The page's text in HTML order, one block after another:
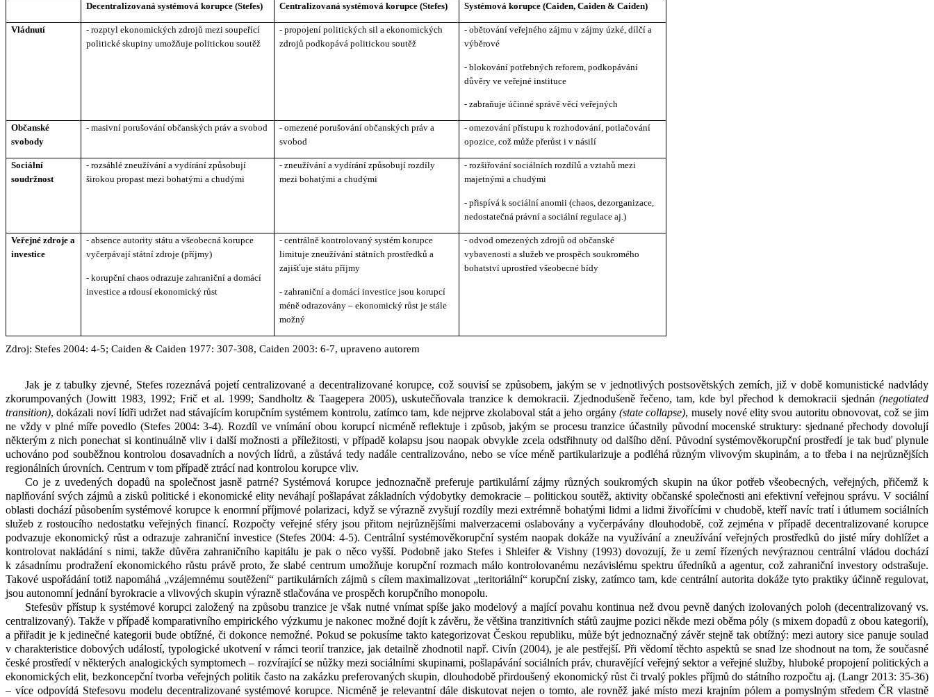
Decentralizovaná systémová korupce (Stefes) Centralizovaná systémová korupce (Stefes) Systémová korupce (Caiden, Caiden & Caiden)
Vládnutí
- rozptyl ekonomických zdrojů mezi soupeřící
politické skupiny umožňuje politickou soutěž
- propojení politických sil a ekonomických
zdrojů podkopává politickou soutěž
- obětování veřejného zájmu v zájmy úzké, dílčí a
výběrové
- blokování potřebných reforem, podkopávání
důvěry ve veřejné instituce
- zabraňuje účinné správě věcí veřejných
Občanské
svobody
- masivní porušování občanských práv a svobod
- omezené porušování občanských práv a
svobod
- omezování přístupu k rozhodování, potlačování
opozice, což může přerůst i v násilí
Sociální
soudržnost
- rozsáhlé zneužívání a vydírání způsobují
širokou propast mezi bohatými a chudými
- zneužívání a vydírání způsobují rozdíly
mezi bohatými a chudými
- rozšiřování sociálních rozdílů a vztahů mezi
majetnými a chudými
- přispívá k sociální anomii (chaos, dezorganizace,
nedostatečná právní a sociální regulace aj.)
Veřejné zdroje a
investice
- absence autority státu a všeobecná korupce
vyčerpávají státní zdroje (příjmy)
- korupční chaos odrazuje zahraniční a domácí
investice a rdousí ekonomický růst
- centrálně kontrolovaný systém korupce
limituje zneužívání státních prostředků a
zajišťuje státu příjmy
- zahraniční a domácí investice jsou korupcí
méně odrazovány – ekonomický růst je stále
možný
- odvod omezených zdrojů od občanské
vybavenosti a služeb ve prospěch soukromého
bohatství uprostřed všeobecné bídy
Zdroj: Stefes 2004: 4-5; Caiden & Caiden 1977: 307-308, Caiden 2003: 6-7, upraveno autorem
Jak je z tabulky zjevné, Stefes rozeznává pojetí centralizované a decentralizované korupce, což souvisí se způsobem, jakým se v jednotlivých postsovětských zemích, již v době komunistické nadvlády
zkorumpovaných (Jowitt 1983, 1992; Frič et al. 1999; Sandholtz & Taagepera 2005), uskutečňovala tranzice k demokracii. Zjednodušeně řečeno, tam, kde byl přechod k demokracii sjednán(negotiated
transition), dokázali noví lídři udržet nad stávajícím korupčním systémem kontrolu, zatímco tam, kde nejprve zkolaboval stát a jeho orgány (state collapse), musely nové elity svou autoritu obnovovat, což se jim
ne vždy v plné míře povedlo (Stefes 2004: 3-4). Rozdíl ve vnímání obou korupcí nicméně reflektuje i způsob, jakým se procesu tranzice účastnily původní mocenské struktury: sjednané přechody dovolují
některým z nich ponechat si kontinuálně vliv i další možnosti a příležitosti, v případě kolapsu jsou naopak obvykle zcela odstřihnuty od dalšího dění. Původní systémověkorupční prostředí je tak buď plynule
uchováno pod souběžnou kontrolou dosavadních a nových lídrů, a zůstává tedy nadále centralizováno, nebo se více méně partikularizuje a podléhá různým vlivovým skupinám, a to třeba i na nejrůznějších
regionálních úrovních. Centrum v tom případě ztrácí nad kontrolou korupce vliv.
Co je z uvedených dopadů na společnost jasně patrné? Systémová korupce jednoznačně preferuje partikulární zájmy různých soukromých skupin na úkor potřeb všeobecných, veřejných, přičemž k
naplňování svých zájmů a zisků politické i ekonomické elity neváhají pošlapávat základních výdobytky demokracie – politickou soutěž, aktivity občanské společnosti ani efektivní veřejnou správu. V sociální
oblasti dochází působením systémové korupce k enormní příjmové polarizaci, když se výrazně zvyšují rozdíly mezi extrémně bohatými lidmi a lidmi živořícími v chudobě, kteří navíc tratí i útlumem sociálních
služeb z rostoucího nedostatku veřejných financí. Rozpočty veřejné sféry jsou přitom nejrůznějšími malverzacemi oslabovány a vyčerpávány dlouhodobě, což zejména v případě decentralizované korupce
podvazuje ekonomický růst a odrazuje zahraniční investice (Stefes 2004: 4-5). Centrální systémověkorupční systém naopak dokáže na využívání a zneužívání veřejných prostředků do jisté míry dohlížet a
kontrolovat nakládání s nimi, takže důvěra zahraničního kapitálu je pak o něco vyšší. Podobně jako Stefes i Shleifer & Vishny (1993) dovozují, že u zemí řízených nevýraznou centrální vládou dochází
k zásadnímu prodražení ekonomického růstu právě proto, že slabé centrum umožňuje korupční rozmach málo kontrolovanému nezávislému spektru úředníků a agentur, což zahraniční investory odstrašuje.
Takové uspořádání totiž napomáhá „vzájemnému soutěžení“ partikulárních zájmů s cílem maximalizovat „teritoriální“ korupční zisky, zatímco tam, kde centrální autorita dokáže tyto praktiky účinně regulovat,
jsou autonomní jednání byrokracie a vlivových skupin výrazně stlačována ve prospěch korupčního monopolu.
Stefesův přístup k systémové korupci založený na způsobu tranzice je však nutné vnímat spíše jako modelový a mající povahu kontinua než dvou pevně daných izolovaných poloh (decentralizovaný vs.
centralizovaný). Takže v případě komparativního empirického výzkumu je nakonec možné dojít k závěru, že většina tranzitivních států zaujme pozici někde mezi oběma póly (s mixem dopadů z obou kategorií),
a přiřadit je k jedinečné kategorii bude obtížné, či dokonce nemožné. Pokud se pokusíme takto kategorizovat Českou republiku, může být jednoznačný závěr stejně tak obtížný: mezi autory sice panuje soulad
v charakteristice dobových událostí, typologické ukotvení v rámci teorií tranzice, jak detailně zhodnotil např. Civín (2004), je ale pestřejší. Při vědomí těchto aspektů se snad lze shodnout na tom, že současné
české prostředí v některých analogických symptomech – rozvírající se nůžky mezi sociálními skupinami, pošlapávání sociálních práv, churavějící veřejný sektor a veřejné služby, hluboké propojení politických a
ekonomických elit, bezkoncepční tvorba veřejných politik často na zakázku preferovaných skupin, dlouhodobě přirdoušený ekonomický růst či trvalý pokles příjmů do státního rozpočtu aj. (Langr 2013: 35-36)
– více odpovídá Stefesovu modelu decentralizované systémové korupce. Nicméně je relevantní dále diskutovat nejen o tomto, ale rovněž jaké místo mezi krajním pólem a pomyslným středem ČR vlastně